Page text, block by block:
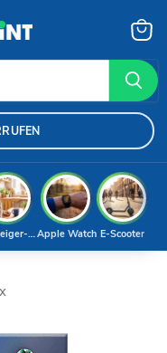
E-Scooter
Apple Watch
Handy